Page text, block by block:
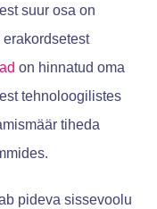
suur osa on
on hinnatud oma
tehnoloogilistes
tiheda
pideva sissevoolu